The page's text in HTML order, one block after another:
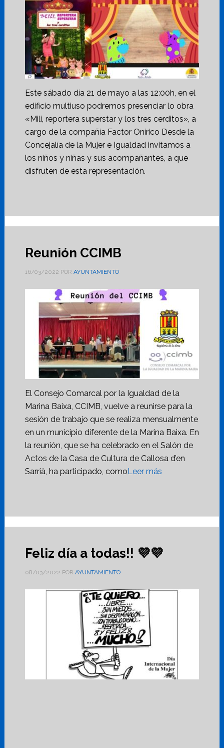
Este sábado día 21 de mayo a las 12:00h, en el
edificio multiuso podremos presenciar lo obra
«Mili, reportera superstar y los tres cerditos», a
cargo de la compañía Factor Onírico Desde la
Concejalía de la Mujer e Igualdad invitamos a
los niños y niñas y sus acompañantes, a que
disfruten de esta representación.
Reunión CCIMB
16/03/2022 POR AYUNTAMIENTO
El Consejo Comarcal por la Igualdad de la
Marina Baixa, CCIMB, vuelve a reunirse para la
sesión de trabajo que se realiza mensualmente
en un municipio diferente de la Marina Baixa. En
la reunión, que se ha celebrado en el Salón de
Actos de la Casa de Cultura de Callosa d’en
Sarrià, ha participado, comoLeer más
Feliz día a todas!! 💜💜
08/03/2022 POR AYUNTAMIENTO